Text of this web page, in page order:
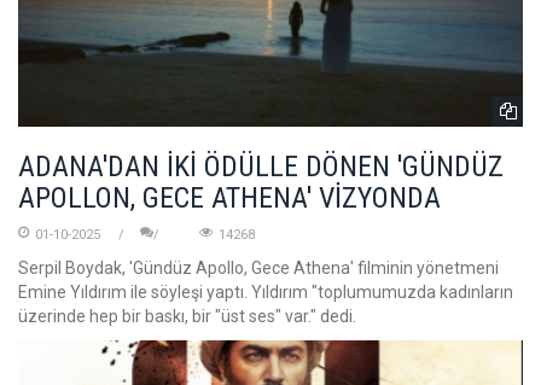
ADANA'DAN İKİ ÖDÜLLE DÖNEN 'GÜNDÜZ
APOLLON, GECE ATHENA' VİZYONDA
01-10-2025 14268
Serpil Boydak, 'Gündüz Apollo, Gece Athena' filminin yönetmeni
Emine Yıldırım ile söyleşi yaptı. Yıldırım "toplumumuzda kadınların
üzerinde hep bir baskı, bir "üst ses" var." dedi.